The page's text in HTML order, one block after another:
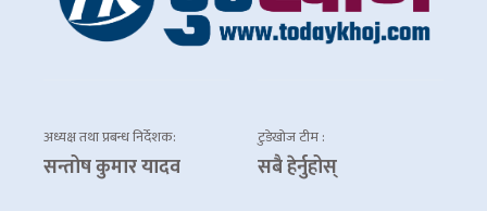
अध्यक्ष तथा प्रबन्ध निर्देशक:
सन्तोष कुमार यादव
टुडेखोज टीम :
सबै हेर्नुहोस्